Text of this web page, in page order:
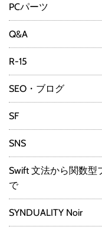
PCパーツ
Q&A
R-15
SEO・ブログ
SF
SNS
Swift 文法から関数型
で
SYNDUALITY Noir